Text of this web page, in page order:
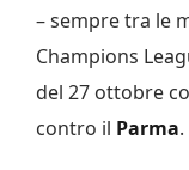
– sempre tra le
Champions
del 27 ottobre
contro il Parma.